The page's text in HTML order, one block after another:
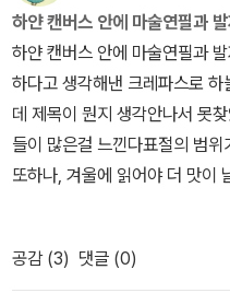
이렇게 멈추고, 이렇게 다시 걷
다. 땅거미가 집니다. 어둑어둑
러나고, 다시 가렸다가 다시 드
싶으면 그저 조용한 저녁이기
걷는데, 개구리들은 노랫소리
도 아랑곳하지 않습니다. 첫째
지 않던 때에는, 논 옆을 지나
곤 했어요. 이제 제 누리를 만났
온 마을 떠나가라 노래를 합니
하얀 캔버스 안에 마술연필과
하얀 캔버스 안에 마술연필과
하다고 생각해낸 크레파스로
데 제목이 뭔지 생각안나서 못
들이 많은걸 느낀다표절의 범
또하나, 겨울에 읽어야 더 맛이
공감 (3) 댓글 (0)